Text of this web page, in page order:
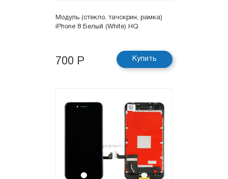
Модуль (стекло, тачскрин, рамка)
iPhone 8 Белый (White) HQ
700 Р Купить